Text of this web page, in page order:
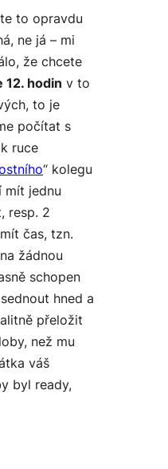
to opravdu
ne já – mi
že chcete
12. hodin v to
to je
počítat s
ruce
“ kolegu
mít jednu
resp. 2
čas, tzn.
žádnou
schopen
hned a
přeložit
než mu
váš
byl ready,